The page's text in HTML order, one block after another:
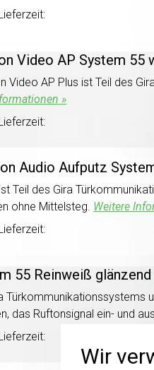
Wir
Video AP System 55
Video AP Plus ist Teil des
»
Audio Aufputz
Teil des Gira
ohne Mittelsteg. Weitere
55 Reinweiß
Türkommunikationssystems
das Ruftonsignal ein- und